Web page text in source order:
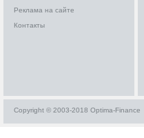
Реклама на сайте
Контакты
Copyright © 2003-2018 Optima-Finance